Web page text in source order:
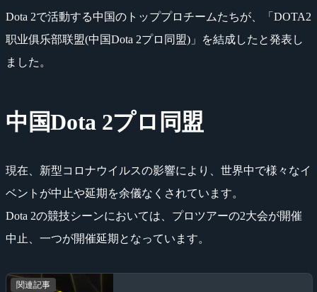
Dota 2で活動する中国のトッププロチームたちが、「DOTA2
职业俱乐部联盟(中国Dota 2プロ同盟)」を結成したと発表し
ました。
中国Dota 2プロ同盟
現在、新型コロナウイルスの影響により、世界中で様々なイ
ベントが中止や延期を余儀なくされています。
Dota 2の競技シーンにおいては、プロツアーの2大会が開催
中止、一つが開催延期となっています。
関連記事